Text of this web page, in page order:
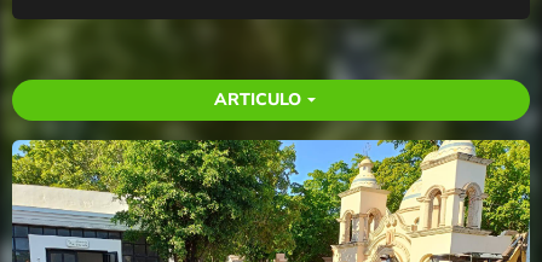
ARTICULO arrow_drop_down